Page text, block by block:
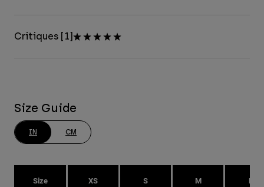
Critiques [1]
Size Guide
IN CM
Size XS S M L